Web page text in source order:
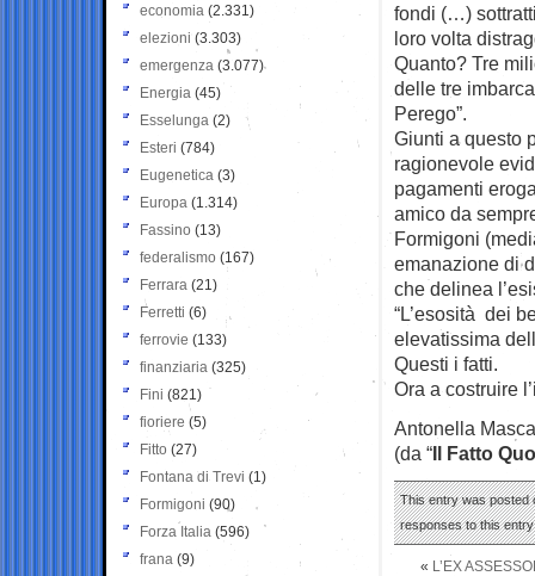
fondi (…)
loro volta
Quanto? Tre
delle tre
Perego”.
Giunti a questo
ragionevole
pagamenti
amico da
Formigoni
emanazione di
che delinea
“L’esosità dei
elevatissima
Questi i fatti.
Ora a costruire
Antonella
(da “Il Fatto
This entry was posted
responses to this
« L’EX
economia (2.331)
elezioni (3.303)
emergenza (3.077)
Energia (45)
Esselunga (2)
Esteri (784)
Eugenetica (3)
Europa (1.314)
Fassino (13)
federalismo (167)
Ferrara (21)
Ferretti (6)
ferrovie (133)
finanziaria (325)
Fini (821)
fioriere (5)
Fitto (27)
Fontana di Trevi (1)
Formigoni (90)
Forza Italia (596)
frana (9)